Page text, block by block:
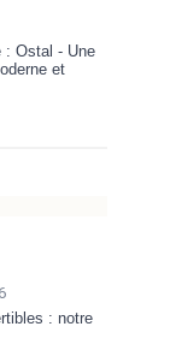
: Ostal - Une
et
: notre